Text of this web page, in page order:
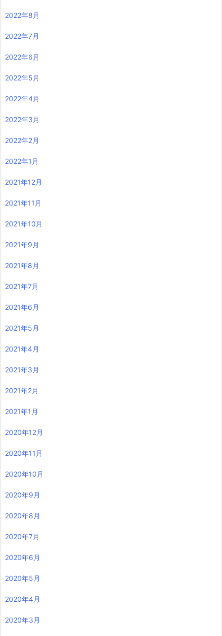
2022年8月
2022年7月
2022年6月
2022年5月
2022年4月
2022年3月
2022年2月
2022年1月
2021年12月
2021年11月
2021年10月
2021年9月
2021年8月
2021年7月
2021年6月
2021年5月
2021年4月
2021年3月
2021年2月
2021年1月
2020年12月
2020年11月
2020年10月
2020年9月
2020年8月
2020年7月
2020年6月
2020年5月
2020年4月
2020年3月